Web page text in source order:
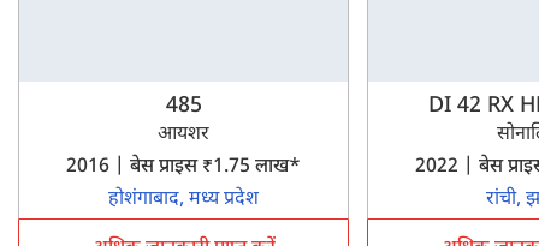
485
आयशर
2016 | बेस प्राइस ₹1.75 लाख*
होशंगाबाद, मध्य प्रदेश
DI 42 RX
2022 | बेस
रांची,